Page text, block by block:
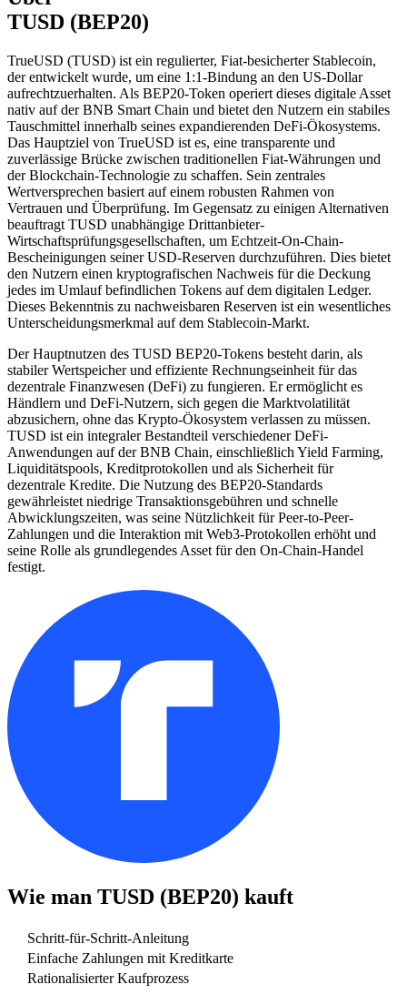
TUSD (BEP20)
TrueUSD (TUSD) ist ein regulierter, Fiat-besicherter Stablecoin,
der entwickelt wurde, um eine 1:1-Bindung an den US-Dollar
aufrechtzuerhalten. Als BEP20-Token operiert dieses digitale Asset
nativ auf der BNB Smart Chain und bietet den Nutzern ein stabiles
Tauschmittel innerhalb seines expandierenden DeFi-Ökosystems.
Das Hauptziel von TrueUSD ist es, eine transparente und
zuverlässige Brücke zwischen traditionellen Fiat-Währungen und
der Blockchain-Technologie zu schaffen. Sein zentrales
Wertversprechen basiert auf einem robusten Rahmen von
Vertrauen und Überprüfung. Im Gegensatz zu einigen Alternativen
beauftragt TUSD unabhängige Drittanbieter-
Wirtschaftsprüfungsgesellschaften, um Echtzeit-On-Chain-
Bescheinigungen seiner USD-Reserven durchzuführen. Dies bietet
den Nutzern einen kryptografischen Nachweis für die Deckung
jedes im Umlauf befindlichen Tokens auf dem digitalen Ledger.
Dieses Bekenntnis zu nachweisbaren Reserven ist ein wesentliches
Unterscheidungsmerkmal auf dem Stablecoin-Markt.
Der Hauptnutzen des TUSD BEP20-Tokens besteht darin, als
stabiler Wertspeicher und effiziente Rechnungseinheit für das
dezentrale Finanzwesen (DeFi) zu fungieren. Er ermöglicht es
Händlern und DeFi-Nutzern, sich gegen die Marktvolatilität
abzusichern, ohne das Krypto-Ökosystem verlassen zu müssen.
TUSD ist ein integraler Bestandteil verschiedener DeFi-
Anwendungen auf der BNB Chain, einschließlich Yield Farming,
Liquiditätspools, Kreditprotokollen und als Sicherheit für
dezentrale Kredite. Die Nutzung des BEP20-Standards
gewährleistet niedrige Transaktionsgebühren und schnelle
Abwicklungszeiten, was seine Nützlichkeit für Peer-to-Peer-
Zahlungen und die Interaktion mit Web3-Protokollen erhöht und
seine Rolle als grundlegendes Asset für den On-Chain-Handel
festigt.
Wie man TUSD (BEP20) kauft
Schritt-für-Schritt-Anleitung
Einfache Zahlungen mit Kreditkarte
Rationalisierter Kaufprozess